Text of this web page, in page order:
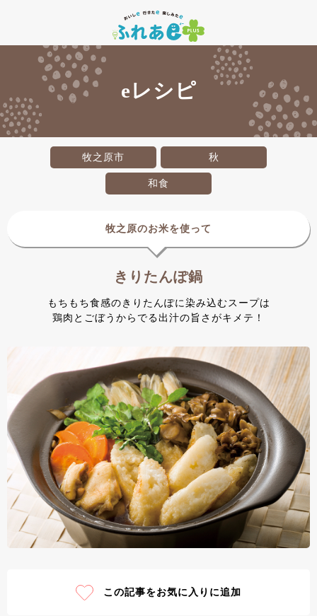
eレシピ
牧之原市 秋
和食
牧之原のお米を使って
きりたんぽ鍋
もちもち食感のきりたんぽに染み込むスープは
鶏肉とごぼうからでる出汁の旨さがキメテ！
この記事をお気に入りに追加